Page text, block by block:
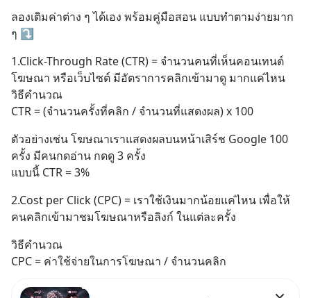
ลองเติมค่าต่าง ๆ ได้เอง พร้อมคู่มือสอน แบบทำตามง่ายมาก
ๆ ⤵️
1.Click-Through Rate (CTR) = จำนวนคนที่เห็นคอนเทนต์
โฆษณา หรือเว็บไซต์ มีอัตราการคลิกเข้ามาดู มากแค่ไหน
วิธีคำนวณ
CTR = (จำนวนครั้งที่คลิก / จำนวนที่แสดงผล) x 100
ตัวอย่างเช่น โฆษณาเราแสดงผลบนหน้าเสิร์ช Google 100
ครั้ง มีคนกดอ่าน กดดู 3 ครั้ง
แบบนี้ CTR = 3%
2.Cost per Click (CPC) = เราใช้เงินมากน้อยแค่ไหน เพื่อให้
คนคลิกเข้ามาชมโฆษณาหรือลิงก์ ในแต่ละครั้ง
วิธีคำนวณ
CPC = ค่าใช้จ่ายในการโฆษณา / จำนวนคลิก